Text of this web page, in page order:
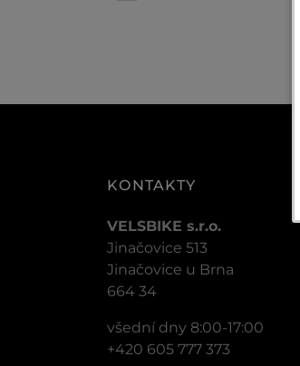
KONTAKTY
VELSBIKE s.r.o.
Jinačovice 513
Jinačovice u Brna
664 34
všední dny 8:00-17:00
+420 605 777 373